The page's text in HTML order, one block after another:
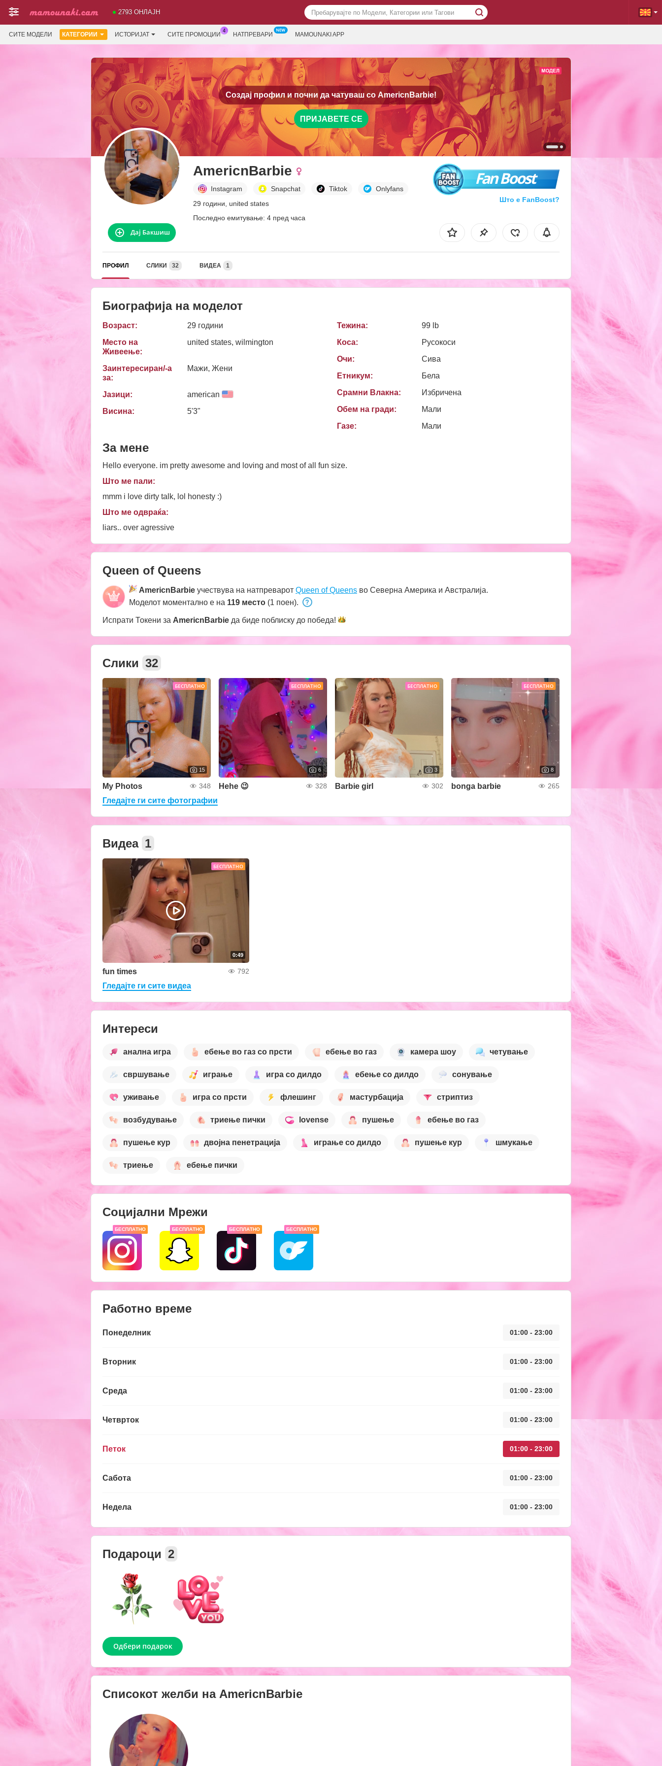
2793 ОНЛАЈН
СИТЕ МОДЕЛИ КАТЕГОРИИ ИСТОРИЈАТ СИТЕ ПРОМОЦИИ НАТПРЕВАРИ MAMOUNAKI APP
Создај профил и почни да чатуваш со AmericnBarbie!
ПРИЈАВЕТЕ СЕ
AmericnBarbie
Instagram Snapchat Tiktok
Onlyfans
29 години, united states
Последно емитување: 4 пред часа
Fan Boost
Што е FanBoost?
Дај Бакшиш
ПРОФИЛ СЛИКИ 32 ВИДЕА 1
Биографија на моделот
Возраст:
29 години
Место на
Живеење:
united states, wilmington
Заинтересиран/-а
за:
Мажи, Жени
Јазици: american
Висина: 5'3"
Тежина:
99 lb
Коса:
Русокоси
Очи:
Сива
Етникум:
Бела
Срамни Влакна:
Избричена
Обем на гради:
Мали
Газе:
Мали
За мене
Hello everyone. im pretty awesome and loving and most of all fun size.
Што ме пали:
mmm i love dirty talk, lol honesty :)
Што ме одвраќа:
liars.. over agressive
Queen of Queens
AmericnBarbie учествува на натпреварот Queen of Queens во Северна Америка и Австралија.
Моделот моментално е на 119 место (1 поен).
Испрати Токени за AmericnBarbie да биде поблиску до победа!
Слики 32
БЕСПЛАТНО
15
My Photos 348
БЕСПЛАТНО
6
Hehe 😉 328
БЕСПЛАТНО
3
Barbie girl 302
БЕСПЛАТНО
8
bonga barbie 265
Гледајте ги сите фотографии
Видеа 1
БЕСПЛАТНО
0:49
fun times 792
Гледајте ги сите видеа
Интереси
анална игра ебење во газ со прсти ебење во газ камера шоу четување
свршување играње игра со дилдо ебење со дилдо сонување
уживање игра со прсти флешинг мастурбација стриптиз
возбудување триење пички lovense пушење ебење во газ
пушење кур двојна пенетрација играње со дилдо пушење кур шмукање
триење ебење пички
Социјални Мрежи
БЕСПЛАТНО БЕСПЛАТНО БЕСПЛАТНО БЕСПЛАТНО
Работно време
Понеделник 01:00 - 23:00
Вторник 01:00 - 23:00
Среда 01:00 - 23:00
Четврток 01:00 - 23:00
Петок 01:00 - 23:00
Сабота 01:00 - 23:00
Недела 01:00 - 23:00
Подароци 2
Одбери подарок
Списокот желби на AmericnBarbie